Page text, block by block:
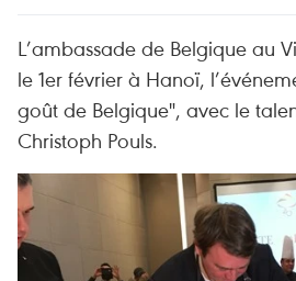
L’ambassade de Belgique au
le 1er février à Hanoï,
goût de Belgique", avec le
Christoph Pouls.